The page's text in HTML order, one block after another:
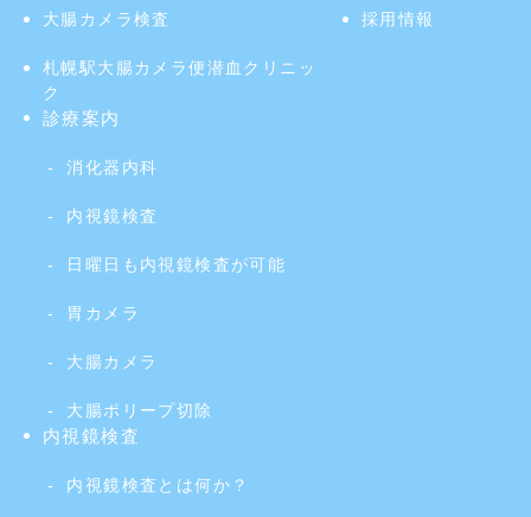
大腸カメラ検査 採用情報
札幌駅大腸カメラ便潜血クリニッ
ク
診療案内
消化器内科
内視鏡検査
日曜日も内視鏡検査が可能
胃カメラ
大腸カメラ
大腸ポリープ切除
内視鏡検査
内視鏡検査とは何か？